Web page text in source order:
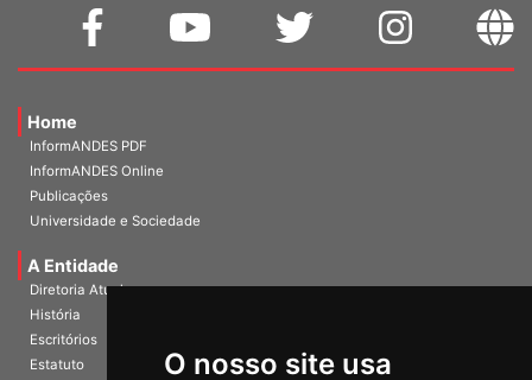
O nosso site usa
Home
InformANDES PDF
InformANDES Online
Publicações
Universidade e Sociedade
A Entidade
Diretoria Atual
História
Escritórios
Estatuto